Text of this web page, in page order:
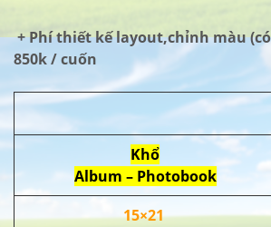
+ Phí thiết kế layout,chỉnh màu
850k / cuốn
Khổ
Album – Photobook
15×21